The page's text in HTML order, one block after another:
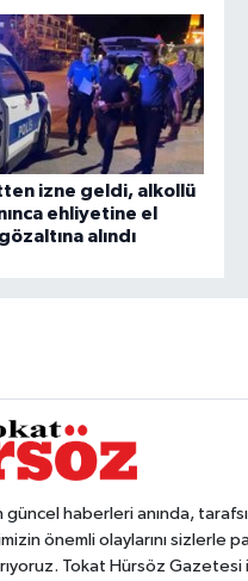
izne geldi, alkollü
ehliyetine el
alındı
haberleri anında,
önemli olaylarını
Tokat Hürsöz